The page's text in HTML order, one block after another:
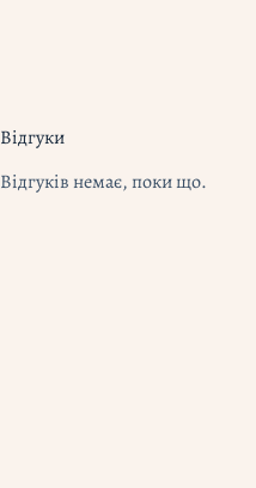
Відгуки
Відгуків немає, поки що.